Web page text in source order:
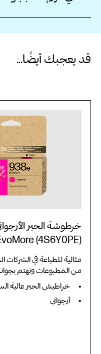
قد يعجبك أيضًا...
(4S6Y0PE)
مثالية للطباعة في الشركات
من المطبوعات وتهتم
خراطيش الحبر عالية
أرجواني